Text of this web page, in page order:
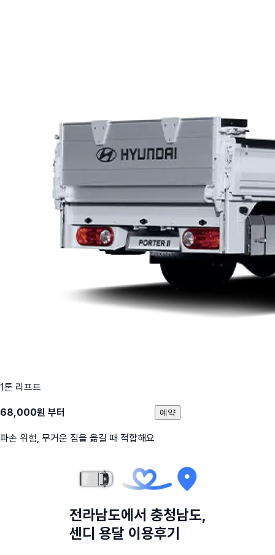
1톤 리프트
68,000원 부터
파손 위험, 무거운 짐을 옮길 때 적합해요
예약
전라남도에서 충청남도,
센디 용달 이용후기